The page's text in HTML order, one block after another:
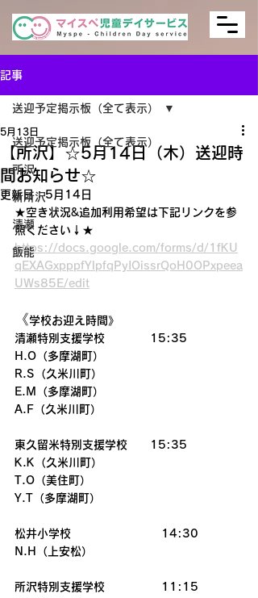
記事
送迎予定掲示板（全て表示）
所沢
新所沢
清瀬
飯能
送迎予定掲示板（全て表示）
【所沢】☆5月14日（木）送迎時
間お知らせ☆
5月13日
更新日：5月14日
★空き状況&追加利用希望は下記リンクを参
照ください↓★
https://docs.google.com/forms/d/1fKU
qEXAGxpppfYlpfqPyIOissrQoH0OPxpeea
UWs85E/edit
《学校お迎え時間》
清瀬特別支援学校　　　　15:35
H.O（多摩湖町）
R.S（久米川町）
E.M（多摩湖町）
A.F（久米川町）
東久留米特別支援学校　　15:35
K.K（久米川町）
T.O（美住町）
Y.T（多摩湖町）
松井小学校　　　　　　　　14:30
N.H（上安松）
所沢特別支援学校　　　　　11:15